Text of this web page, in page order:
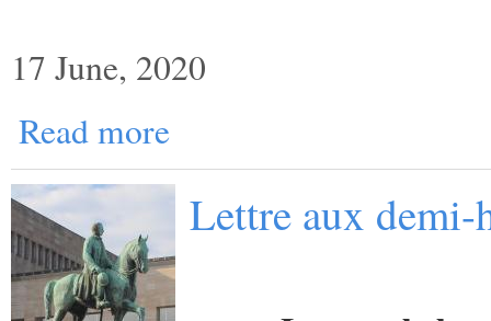
17 June, 2020
Read more
Lettre aux demi-